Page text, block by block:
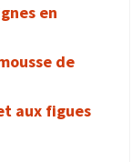
en
de
aux figues